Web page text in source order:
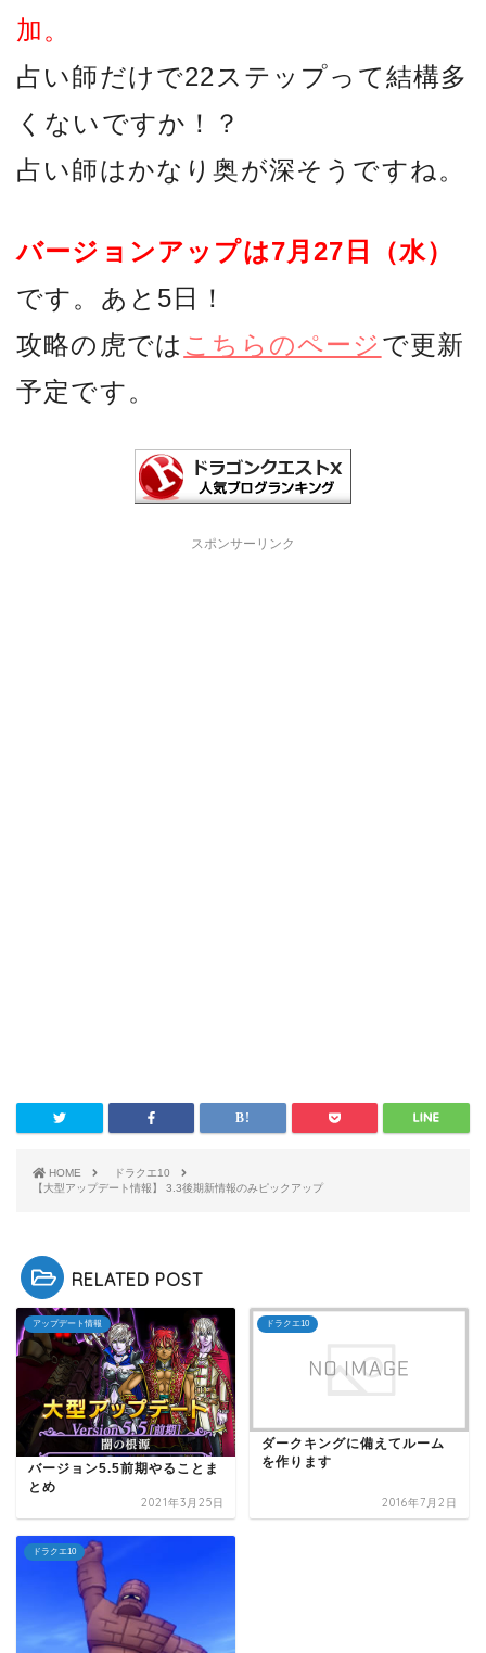
加。
占い師だけで22ステップって結構多
くないですか！？
占い師はかなり奥が深そうですね。
バージョンアップは7月27日（水）
です。あと5日！
攻略の虎では こちらのページ で更新
予定です。
スポンサーリンク
HOME
ドラクエ10
【大型アップデート情報】 3.3後期新情報のみピックアップ
RELATED POST
アップデート情報
バージョン5.5前期やることま
とめ
2021年3月25日
ドラクエ10
ダークキングに備えてルーム
を作ります
2016年7月2日
ドラクエ10